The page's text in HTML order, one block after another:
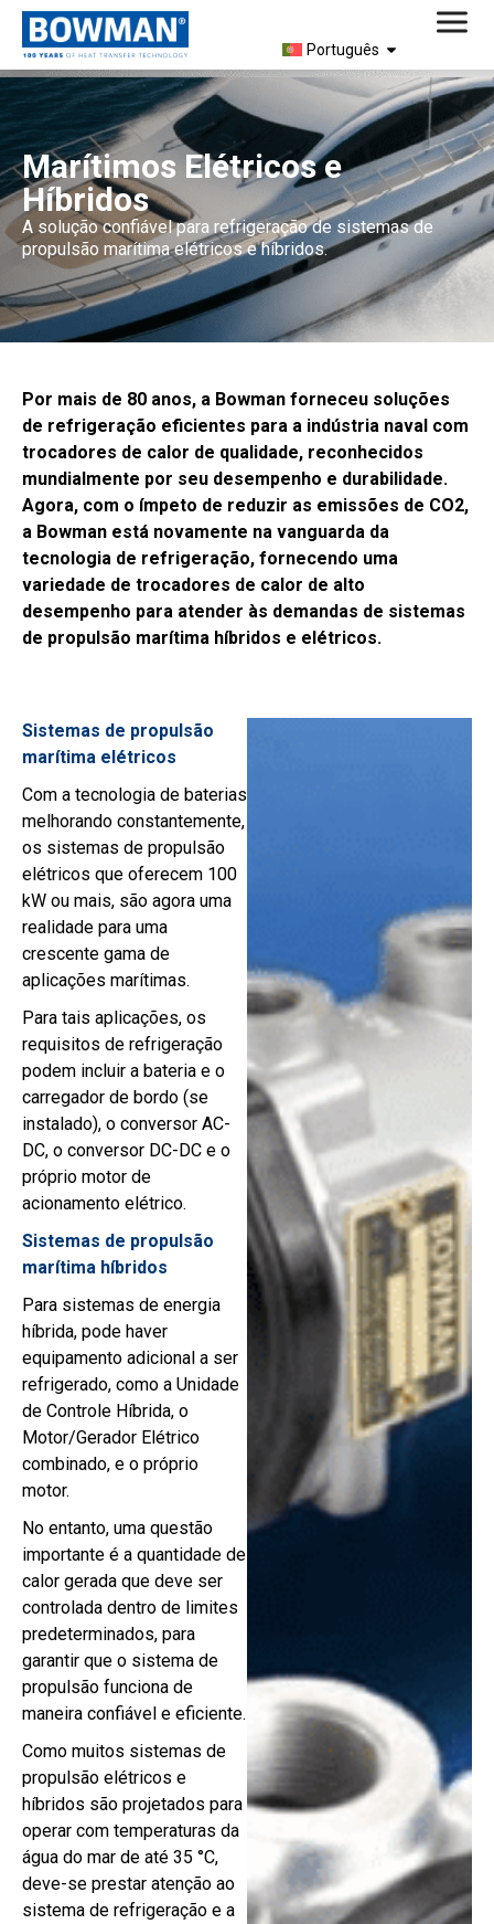
Português
Marítimos Elétricos e
Híbridos
A solução confiável para refrigeração de sistemas de
propulsão marítima elétricos e híbridos.
Por mais de 80 anos, a Bowman forneceu soluções
de refrigeração eficientes para a indústria naval com
trocadores de calor de qualidade, reconhecidos
mundialmente por seu desempenho e durabilidade.
Agora, com o ímpeto de reduzir as emissões de CO2,
a Bowman está novamente na vanguarda da
tecnologia de refrigeração, fornecendo uma
variedade de trocadores de calor de alto
desempenho para atender às demandas de sistemas
de propulsão marítima híbridos e elétricos.
Sistemas de propulsão
marítima elétricos
Com a tecnologia de baterias
melhorando constantemente,
os sistemas de propulsão
elétricos que oferecem 100
kW ou mais, são agora uma
realidade para uma
crescente gama de
aplicações marítimas.
Para tais aplicações, os
requisitos de refrigeração
podem incluir a bateria e o
carregador de bordo (se
instalado), o conversor AC-
DC, o conversor DC-DC e o
próprio motor de
acionamento elétrico.
Sistemas de propulsão
marítima híbridos
Para sistemas de energia
híbrida, pode haver
equipamento adicional a ser
refrigerado, como a Unidade
de Controle Híbrida, o
Motor/Gerador Elétrico
combinado, e o próprio
motor.
No entanto, uma questão
importante é a quantidade de
calor gerada que deve ser
controlada dentro de limites
predeterminados, para
garantir que o sistema de
propulsão funciona de
maneira confiável e eficiente.
Como muitos sistemas de
propulsão elétricos e
híbridos são projetados para
operar com temperaturas da
água do mar de até 35 °C,
deve-se prestar atenção ao
sistema de refrigeração e a